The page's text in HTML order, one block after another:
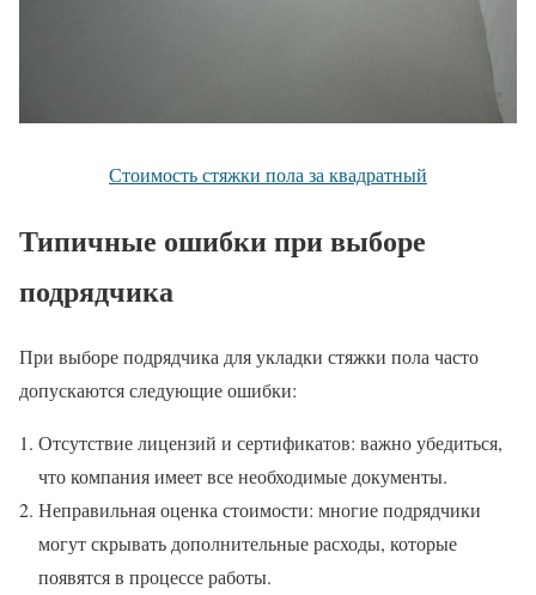
Стоимость стяжки пола за квадратный
Типичные ошибки при выборе
подрядчика
При выборе подрядчика для укладки стяжки пола часто
допускаются следующие ошибки:
Отсутствие лицензий и сертификатов: важно убедиться,
что компания имеет все необходимые документы.
Неправильная оценка стоимости: многие подрядчики
могут скрывать дополнительные расходы, которые
появятся в процессе работы.